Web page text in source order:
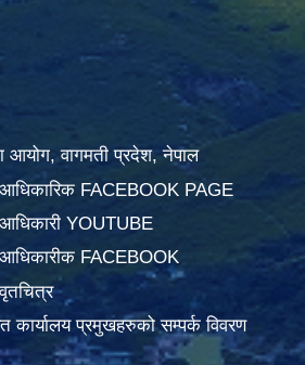
आयोग, वागमती प्रदेश, नेपाल
आधिकारिक FACEBOOK PAGE
YOUTUBE
आधिकारीक FACEBOOK
कार्यालय प्रमुखहरुको सम्पर्क विवरण